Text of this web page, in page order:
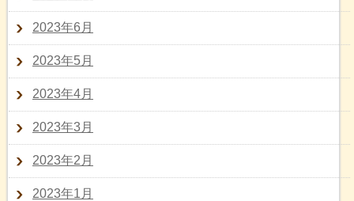
2023年6月
2023年5月
2023年4月
2023年3月
2023年2月
2023年1月